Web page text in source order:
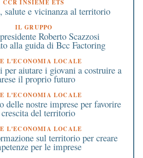
CCR INSIEME ETS
salute e vicinanza al territorio
IL GRUPPO
Roberto Scazzosi
alla guida di Bcc Factoring
L'ECONOMIA LOCALE
aiutare i giovani a costruire a
il proprio futuro
L'ECONOMIA LOCALE
delle nostre imprese per favorire
del territorio
L'ECONOMIA LOCALE
sul territorio per creare
per le imprese